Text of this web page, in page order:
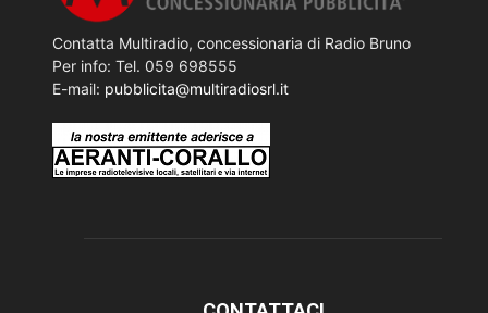
Contatta Multiradio, concessionaria di Radio Bruno
Per info: Tel. 059 698555
E-mail: pubblicita@multiradiosrl.it